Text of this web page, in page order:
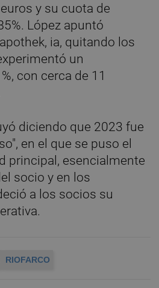
y su cuota de
López apuntó
ia, quitando los
un
con cerca de 11
diciendo que 2023 fue
en el que se puso el
principal, esencialmente
socio y en los
a los socios su
RIOFARCO